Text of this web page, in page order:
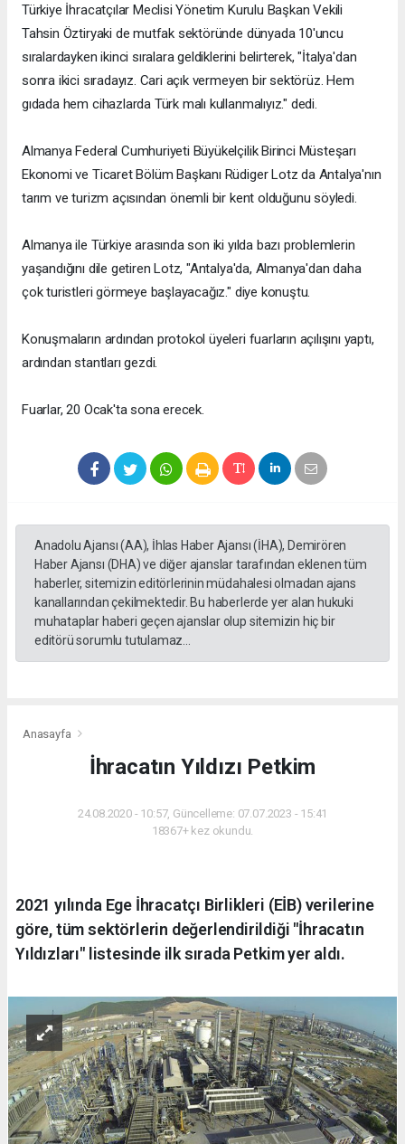
Türkiye İhracatçılar Meclisi Yönetim Kurulu Başkan Vekili
Tahsin Öztiryaki de mutfak sektöründe dünyada 10'uncu
sıralardayken ikinci sıralara geldiklerini belirterek, "İtalya'dan
sonra ikici sıradayız. Cari açık vermeyen bir sektörüz. Hem
gıdada hem cihazlarda Türk malı kullanmalıyız." dedi.
Almanya Federal Cumhuriyeti Büyükelçilik Birinci Müsteşarı
Ekonomi ve Ticaret Bölüm Başkanı Rüdiger Lotz da Antalya'nın
tarım ve turizm açısından önemli bir kent olduğunu söyledi.
Almanya ile Türkiye arasında son iki yılda bazı problemlerin
yaşandığını dile getiren Lotz, "Antalya'da, Almanya'dan daha
çok turistleri görmeye başlayacağız." diye konuştu.
Konuşmaların ardından protokol üyeleri fuarların açılışını yaptı,
ardından stantları gezdi.
Fuarlar, 20 Ocak'ta sona erecek.
Anadolu Ajansı (AA), İhlas Haber Ajansı (İHA), Demirören
Haber Ajansı (DHA) ve diğer ajanslar tarafından eklenen tüm
haberler, sitemizin editörlerinin müdahalesi olmadan ajans
kanallarından çekilmektedir. Bu haberlerde yer alan hukuki
muhataplar haberi geçen ajanslar olup sitemizin hiç bir
editörü sorumlu tutulamaz...
Anasayfa
İhracatın Yıldızı Petkim
24.08.2020 - 10:57, Güncelleme: 07.07.2023 - 15:41
18367+ kez okundu.
2021 yılında Ege İhracatçı Birlikleri (EİB) verilerine
göre, tüm sektörlerin değerlendirildiği "İhracatın
Yıldızları" listesinde ilk sırada Petkim yer aldı.